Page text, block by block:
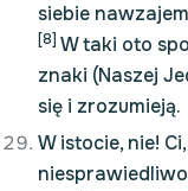
siebie
[8] W taki oto
znaki (Naszej
się i zrozumieją.
W istocie, nie!